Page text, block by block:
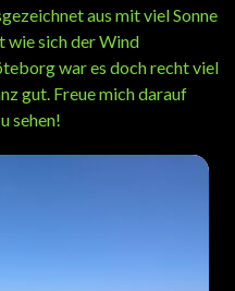
aus mit viel Sonne
wie sich der Wind
war es doch recht viel
gut. Freue mich darauf
sehen!